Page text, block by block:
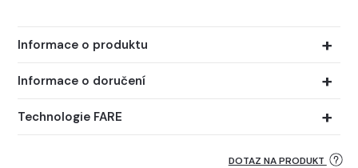
Informace o produktu
Informace o doručení
Technologie FARE
DOTAZ NA PRODUKT